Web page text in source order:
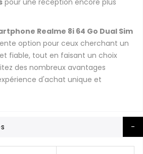
pour une réception encore plus
Realme 8i 64 Go Dual Sim
option pour ceux cherchant un
fiable, tout en faisant un choix
des nombreux avantages
d'achat unique et